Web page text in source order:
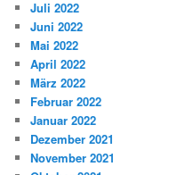
Juli 2022
Juni 2022
Mai 2022
April 2022
März 2022
Februar 2022
Januar 2022
Dezember 2021
November 2021